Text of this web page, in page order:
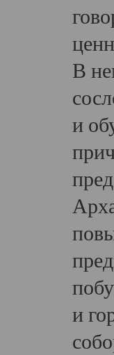
В
и
и